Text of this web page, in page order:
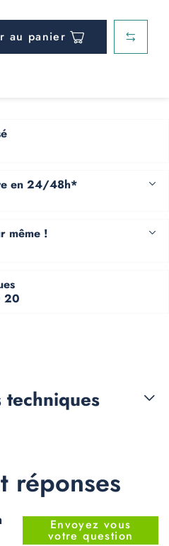
au panier
en 24/48h*
même !
20
techniques
réponses
Envoyez vous
votre question